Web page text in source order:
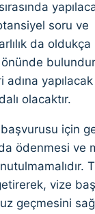
soru ve
da oldukça
yapılacak
olacaktır.
için
ödenmesi ve
vize
geçmesini